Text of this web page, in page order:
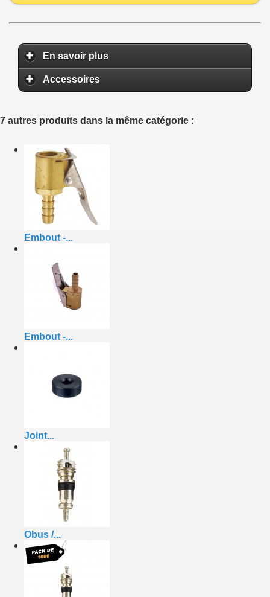
En savoir plus
Accessoires
7 autres produits dans la même catégorie :
Embout -...
Embout -...
Joint...
Obus /...